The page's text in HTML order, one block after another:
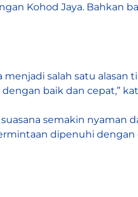
Kohod Jaya. Bahkan
salah satu alasan
baik dan cepat,”
semakin nyaman
dipenuhi